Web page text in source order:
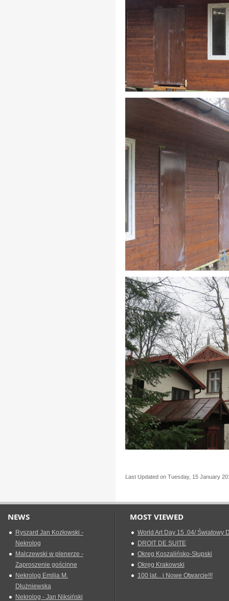
Last Updated on Tuesday, 15 January
NEWS
Ryszard Jan Kozłowski -
Nekrolog
Malczewski w plenerze -
Zaproszenie gościnne
Nekrolog Emilia M.
Dłużniewska
Nekrolog - Jan Niksiński
MOST VIEWED
World Art Day 15 .04/ Światowy
DROIT DE SUITE
Okreg Koszalińsko-Słupski
Okręg Krakowski
100 lat... i Nowe Otwarcie!!!